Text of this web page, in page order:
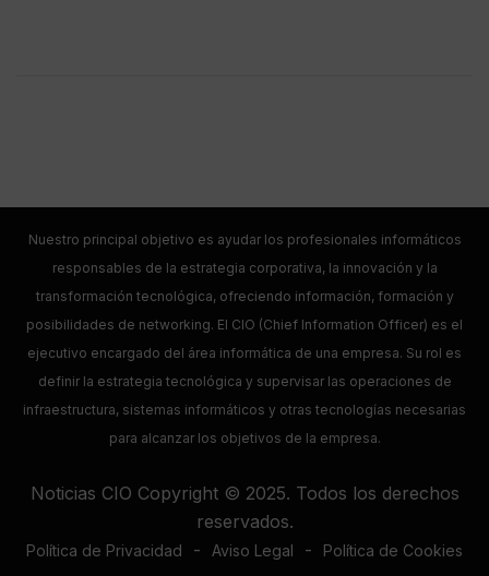
Nuestro principal objetivo es ayudar los profesionales informáticos
responsables de la estrategia corporativa, la innovación y la
transformación tecnológica, ofreciendo información, formación y
posibilidades de networking. El CIO (Chief Information Officer) es el
ejecutivo encargado del área informática de una empresa. Su rol es
definir la estrategia tecnológica y supervisar las operaciones de
infraestructura, sistemas informáticos y otras tecnologías necesarias
para alcanzar los objetivos de la empresa.
Noticias CIO Copyright © 2025. Todos los derechos
reservados.
Política de Privacidad - Aviso Legal - Política de Cookies